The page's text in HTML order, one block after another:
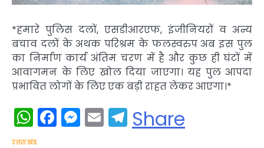
*हमारे पुलिस दलों, एसडीआरएफ, इंजीनियरों व अन्य
बचाव दलों के अथक परिश्रम के फलस्वरुप अब इस पुल
का निर्माण कार्य अंतिम चरण में है और कुछ ही घंटों में
आवागमन के लिए खोल दिया जाएगा। यह पुल आपदा
प्रभावित लोगों के लिए एक बड़ी राहत लेकर आएगा।*
WhatsApp
Facebook
Messenger
EmailTelegram
Share
उत्तराखंड